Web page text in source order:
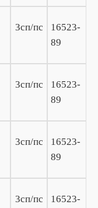
3сп/пс
16523-
89
3сп/пс
16523-
89
3сп/пс
16523-
89
3сп/пс
16523-